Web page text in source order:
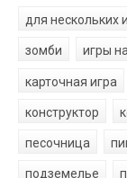
для нескольких
зомби игры
карточная игра
конструктор
песочница
подземелье